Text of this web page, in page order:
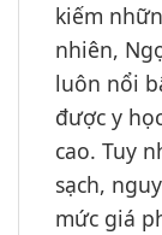
kiếm
nhiên,
luôn nổi
được y
cao. Tuy
sạch,
mức giá